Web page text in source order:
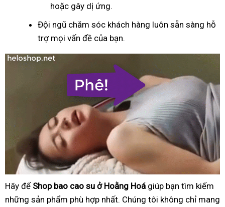
hoặc gây dị ứng.
Đội ngũ chăm sóc khách hàng luôn sẵn sàng hỗ
trợ mọi vấn đề của bạn.
Hãy để Shop bao cao su ở Hoằng Hoá giúp bạn tìm kiếm
những sản phẩm phù hợp nhất. Chúng tôi không chỉ mang